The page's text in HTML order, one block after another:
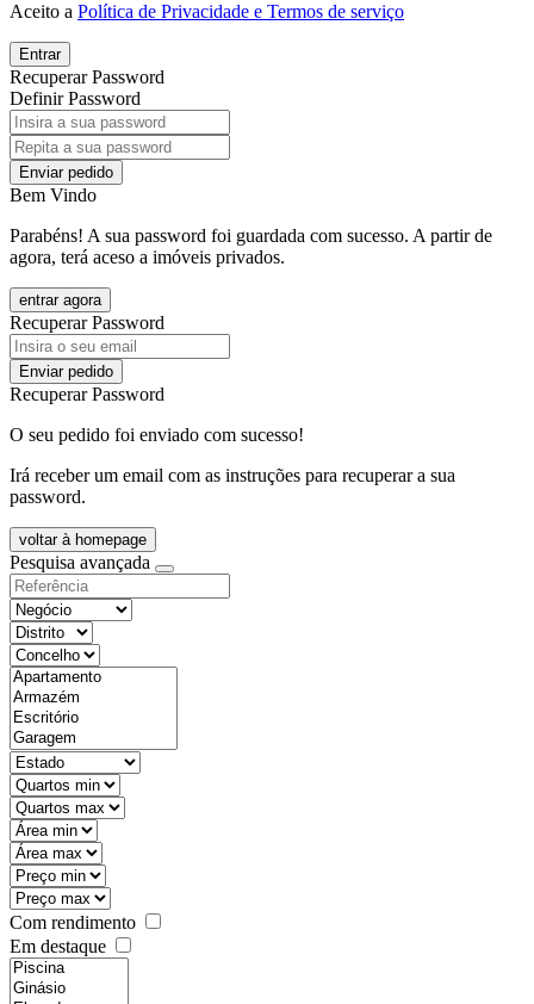
Aceito a Política de Privacidade e Termos de serviço
Entrar
Recuperar Password
Definir Password
Enviar pedido
Bem Vindo
Parabéns! A sua password foi guardada com sucesso. A partir de
agora, terá aceso a imóveis privados.
entrar agora
Recuperar Password
Enviar pedido
Recuperar Password
O seu pedido foi enviado com sucesso!
Irá receber um email com as instruções para recuperar a sua
password.
voltar à homepage
Pesquisa avançada
Com rendimento
Em destaque